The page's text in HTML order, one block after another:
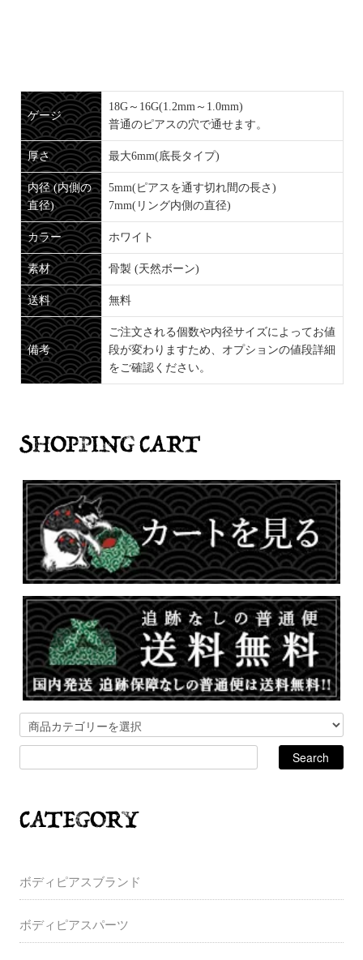
ゲージ
18G～16G(1.2mm～1.0mm)
普通のピアスの穴で通せます。
厚さ 最大6mm(底長タイプ)
内径 (内側の
直径)
5mm(ピアスを通す切れ間の長さ)
7mm(リング内側の直径)
カラー ホワイト
素材 骨製 (天然ボーン)
送料 無料
備考
ご注文される個数や内径サイズによってお値
段が変わりますため、オプションの値段詳細
をご確認ください。
ボディピアスブランド
ボディピアスパーツ